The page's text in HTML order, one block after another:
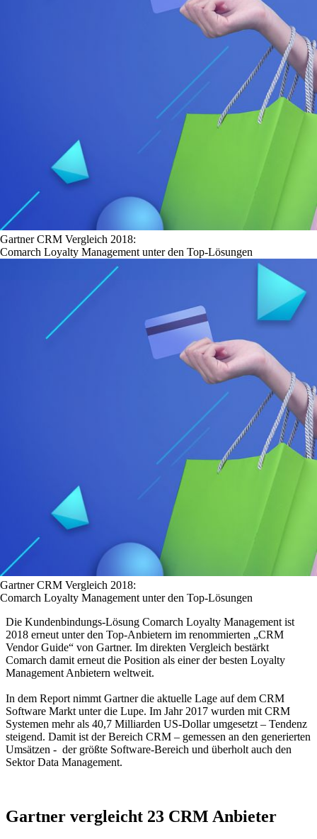
Gartner CRM Vergleich 2018:
Comarch Loyalty Management unter den Top-Lösungen
Gartner CRM Vergleich 2018:
Comarch Loyalty Management unter den Top-Lösungen
Die Kundenbindungs-Lösung Comarch Loyalty Management ist
2018 erneut unter den Top-Anbietern im renommierten „CRM
Vendor Guide“ von Gartner. Im direkten Vergleich bestärkt
Comarch damit erneut die Position als einer der besten Loyalty
Management Anbietern weltweit.
In dem Report nimmt Gartner die aktuelle Lage auf dem CRM
Software Markt unter die Lupe. Im Jahr 2017 wurden mit CRM
Systemen mehr als 40,7 Milliarden US-Dollar umgesetzt – Tendenz
steigend. Damit ist der Bereich CRM – gemessen an den generierten
Umsätzen - der größte Software-Bereich und überholt auch den
Sektor Data Management.
Gartner vergleicht 23 CRM Anbieter